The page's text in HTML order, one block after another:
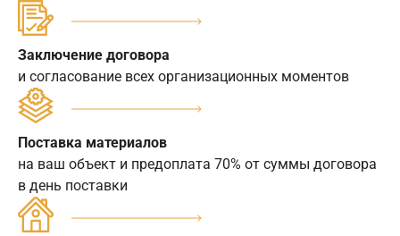
Заключение договора
и согласование всех организационных моментов
Поставка материалов
на ваш объект и предоплата 70% от суммы договора
в день поставки